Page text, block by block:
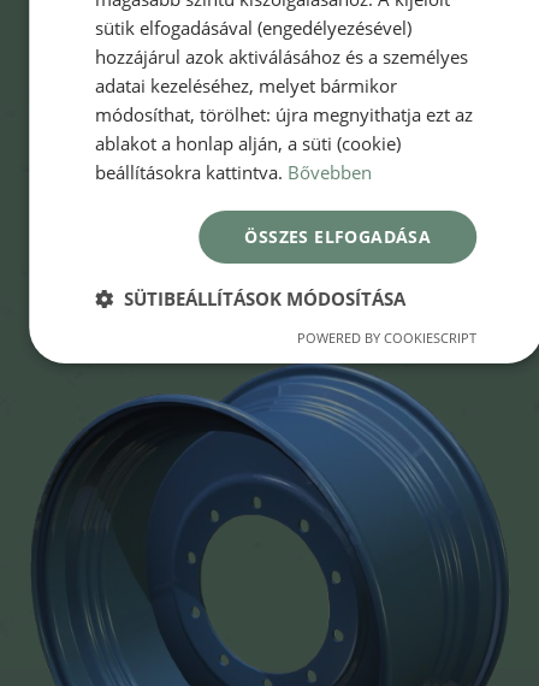
sütik elfogadásával (engedélyezésével)
hozzájárul azok aktiválásához és a személyes
adatai kezeléséhez, melyet bármikor
módosíthat, törölhet: újra megnyithatja ezt az
ablakot a honlap alján, a süti (cookie)
beállításokra kattintva. Bővebben
ÖSSZES ELFOGADÁSA
SÜTIBEÁLLÍTÁSOK MÓDOSÍTÁSA
POWERED BY COOKIESCRIPT